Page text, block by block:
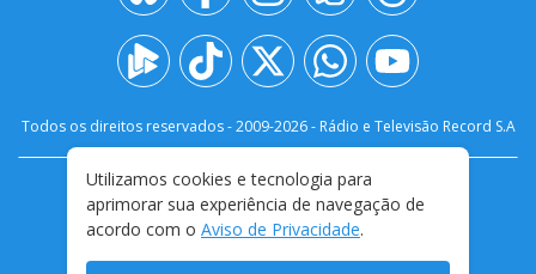
Todos os direitos reservados - 2009-2026- Rádio e Televisão Record S.A
FALE CONOSCO
PRIVACIDADE
TERMOS E CONDIÇÕES DE USO
Utilizamos cookies e tecnologia para
aprimorar sua experiência de navegação de
acordo com o Aviso de Privacidade.